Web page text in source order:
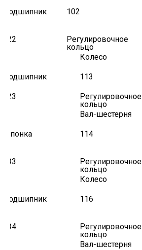
Подшипник 102
522
Регулировочное
кольцо
Колесо
Подшипник 113
523
Регулировочное
кольцо
Вал-шестерня
Шпонка 114
533
Регулировочное
кольцо
Колесо
Подшипник 116
534
Регулировочное
кольцо
Вал-шестерня